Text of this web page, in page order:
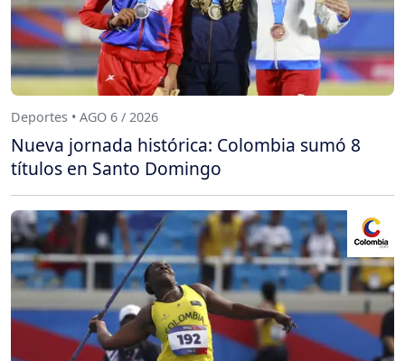
Deportes • AGO 6 / 2026
Nueva jornada histórica: Colombia sumó 8
títulos en Santo Domingo